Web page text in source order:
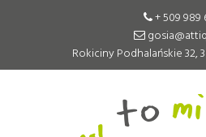
+ 509 989
Rokiciny Podhalańskie 32,